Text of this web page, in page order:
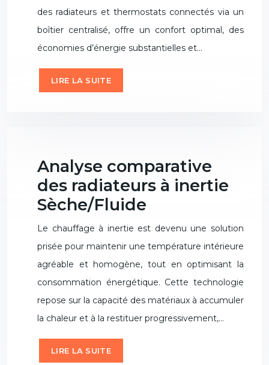
des radiateurs et thermostats connectés via un
boîtier centralisé, offre un confort optimal, des
économies d’énergie substantielles et…
LIRE LA SUITE
Analyse comparative
des radiateurs à inertie
Sèche/Fluide
Le chauffage à inertie est devenu une solution
prisée pour maintenir une température intérieure
agréable et homogène, tout en optimisant la
consommation énergétique. Cette technologie
repose sur la capacité des matériaux à accumuler
la chaleur et à la restituer progressivement,…
LIRE LA SUITE